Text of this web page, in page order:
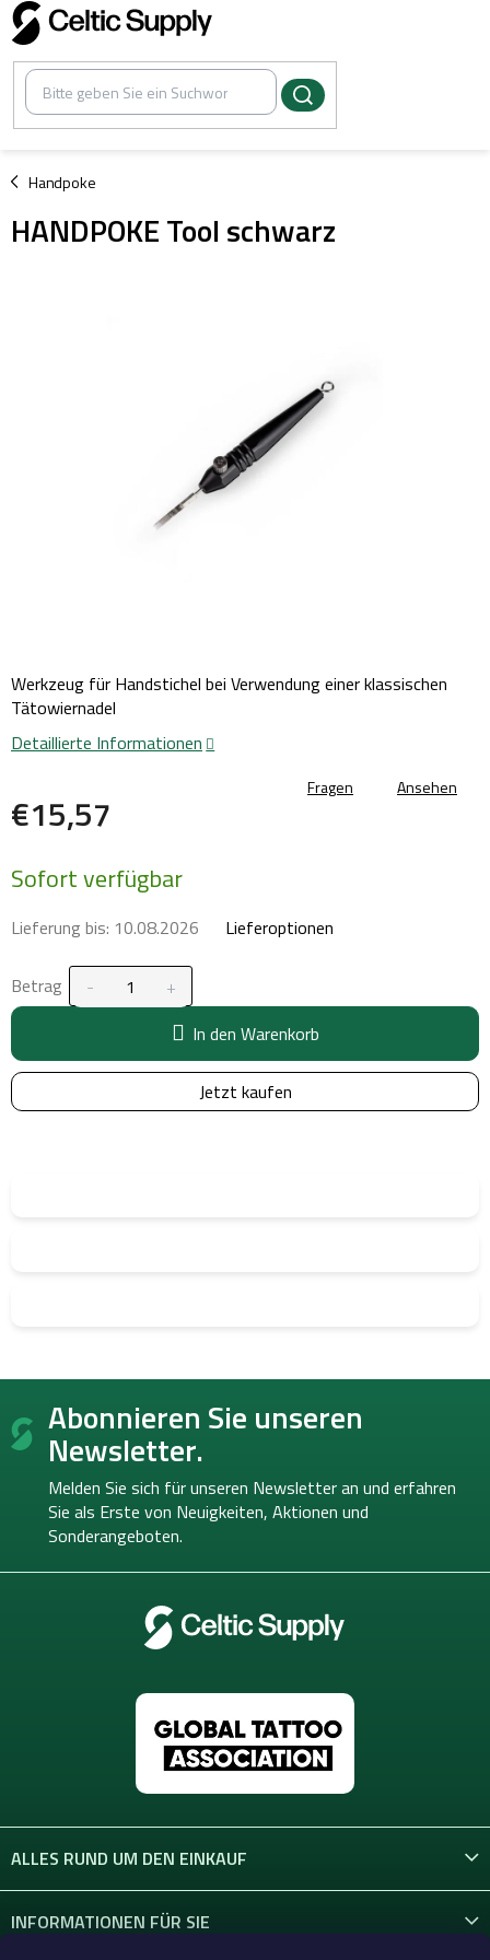
Zum
Inhalt
springen
Handpoke
/
HANDPOKE Tool schwarz
€15,57
Sofort verfügbar
Lieferung bis: 10.08.2026 Lieferoptionen
Betrag
In den Warenkorb
Jetzt kaufen
Werkzeug für Handstichel bei Verwendung einer klassischen
Tätowiernadel
Detaillierte Informationen
Fragen Ansehen
F
ß Abonnieren Sie unseren
Newsletter.
Melden Sie sich für unseren Newsletter an und erfahren
Sie als Erste von Neuigkeiten, Aktionen und
Sonderangeboten.
ALLES RUND UM DEN EINKAUF
INFORMATIONEN FÜR SIE